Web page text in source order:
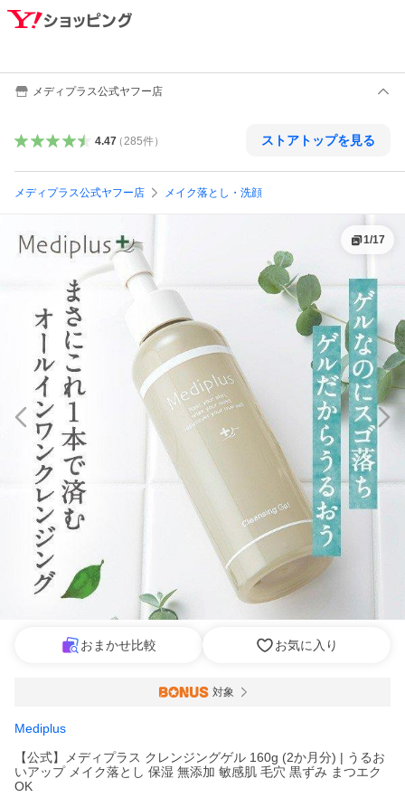
メディプラス公式ヤフー店
4.47（ 285件） ストアトップを見る
メディプラス公式ヤフー店 メイク落とし・洗顔
1/17
おまかせ比較 お気に入り
対象
Mediplus
【公式】メディプラス クレンジングゲル 160g (2か月分) | うるお
いアップ メイク落とし 保湿 無添加 敏感肌 毛穴 黒ずみ まつエク
OK